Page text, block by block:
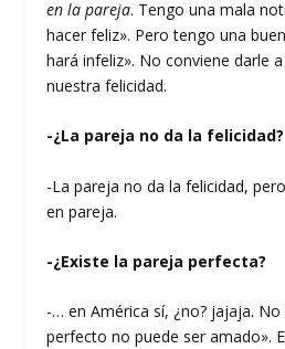
en la pareja. Tengo una mala
hacer feliz». Pero tengo una
hará infeliz». No conviene darle
nuestra felicidad.
-¿La pareja no da la felicidad?
-La pareja no da la felicidad,
en pareja.
-¿Existe la pareja perfecta?
-… en América sí, ¿no? jajaja.
perfecto no puede ser amado».